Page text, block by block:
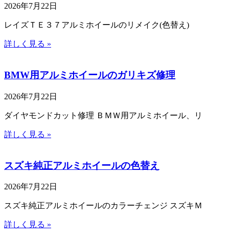
2026年7月22日
レイズＴＥ３７アルミホイールのリメイク(色替え)
詳しく見る »
BMW用アルミホイールのガリキズ修理
2026年7月22日
ダイヤモンドカット修理 ＢＭＷ用アルミホイール、リ
詳しく見る »
スズキ純正アルミホイールの色替え
2026年7月22日
スズキ純正アルミホイールのカラーチェンジ スズキＭ
詳しく見る »